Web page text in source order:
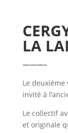
LA
———–
Le deuxième
invité à
Le collectif
et originale